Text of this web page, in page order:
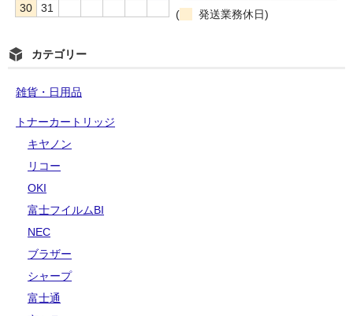
30
31
(
発送業務休日)
カテゴリー
雑貨・日用品
トナーカートリッジ
キヤノン
リコー
OKI
富士フイルムBI
NEC
ブラザー
シャープ
富士通